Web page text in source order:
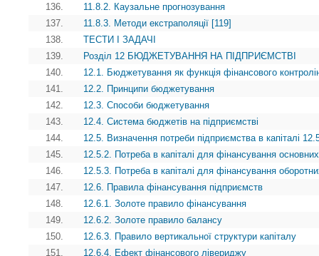
136.
11.8.2. Каузальне прогнозування
137.
11.8.3. Методи екстраполяції [119]
138.
ТЕСТИ І ЗАДАЧІ
139.
Розділ 12 БЮДЖЕТУВАННЯ НА ПІДПРИЄМСТВІ
140.
12.1. Бюджетування як функція фінансового
141.
12.2. Принципи бюджетування
142.
12.3. Способи бюджетування
143.
12.4. Система бюджетів на підприємстві
144.
12.5. Визначення потреби підприємства в капіталі
145.
12.5.2. Потреба в капіталі для фінансування основних
146.
12.5.3. Потреба в капіталі для фінансування
147.
12.6. Правила фінансування підприємств
148.
12.6.1. Золоте правило фінансування
149.
12.6.2. Золоте правило балансу
150.
12.6.3. Правило вертикальної структури капіталу
151.
12.6.4. Ефект фінансового лівериджу